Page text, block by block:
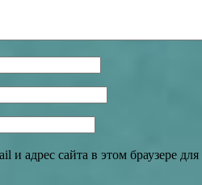
и адрес сайта в этом браузере